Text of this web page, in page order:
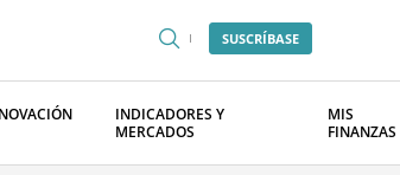
SUSCRÍBASE
INDICADORES Y
MERCADOS
MIS
FINANZAS